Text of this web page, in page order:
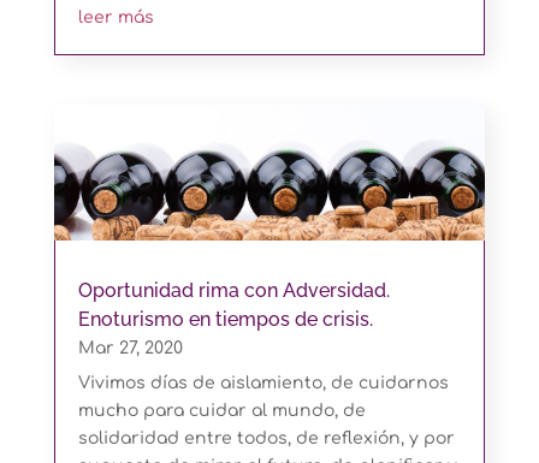
leer más
Oportunidad rima con Adversidad.
Enoturismo en tiempos de crisis.
Mar 27, 2020
Vivimos días de aislamiento, de cuidarnos
mucho para cuidar al mundo, de
solidaridad entre todos, de reflexión, y por